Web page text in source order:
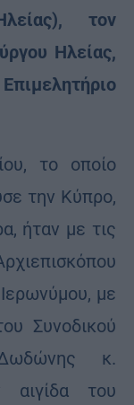
τον
Ηλείας,
το οποίο
την Κύπρο,
ήταν με τις
με
Συνοδικού
Δωδώνης κ.
του